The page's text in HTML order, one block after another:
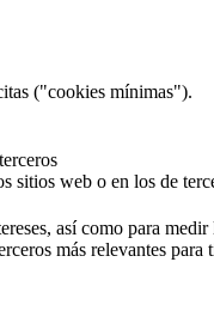
("cookies mínimas").
sitios web o en los de
así como para
más relevantes